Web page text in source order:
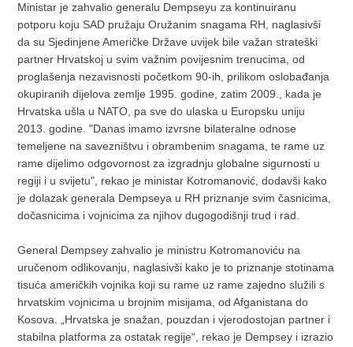
Ministar je zahvalio generalu Dempseyu za kontinuiranu
potporu koju SAD pružaju Oružanim snagama RH, naglasivši
da su Sjedinjene Američke Države uvijek bile važan strateški
partner Hrvatskoj u svim važnim povijesnim trenucima, od
proglašenja nezavisnosti početkom 90-ih, prilikom oslobađanja
okupiranih dijelova zemlje 1995. godine, zatim 2009., kada je
Hrvatska ušla u NATO, pa sve do ulaska u Europsku uniju
2013. godine. "Danas imamo izvrsne bilateralne odnose
temeljene na savezništvu i obrambenim snagama, te rame uz
rame dijelimo odgovornost za izgradnju globalne sigurnosti u
regiji i u svijetu", rekao je ministar Kotromanović, dodavši kako
je dolazak generala Dempseya u RH priznanje svim časnicima,
dočasnicima i vojnicima za njihov dugogodišnji trud i rad.
General Dempsey zahvalio je ministru Kotromanoviću na
uručenom odlikovanju, naglasivši kako je to priznanje stotinama
tisuća američkih vojnika koji su rame uz rame zajedno služili s
hrvatskim vojnicima u brojnim misijama, od Afganistana do
Kosova. „Hrvatska je snažan, pouzdan i vjerodostojan partner i
stabilna platforma za ostatak regije“, rekao je Dempsey i izrazio